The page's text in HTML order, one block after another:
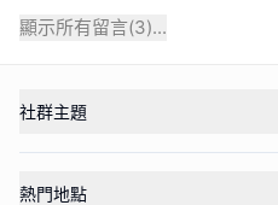
顯示所有留言(3)...
社群主題
熱門地點